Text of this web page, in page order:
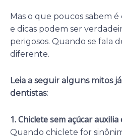
Mas o que poucos sabem
e dicas podem ser
perigosos. Quando se fala
diferente.
Leia a seguir alguns mitos
dentistas:
1. Chiclete sem açúcar
Quando chiclete for